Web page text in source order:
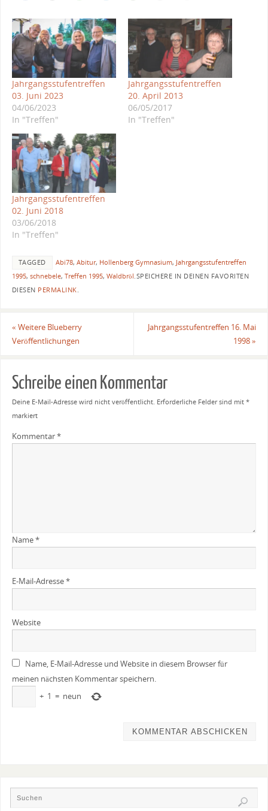
Jahrgangsstufentreffen
03. Juni 2023
04/06/2023
In "Treffen"
Jahrgangsstufentreffen
20. April 2013
06/05/2017
In "Treffen"
Jahrgangsstufentreffen
02. Juni 2018
03/06/2018
In "Treffen"
TAGGED Abi78, Abitur, Hollenberg Gymnasium, Jahrgangsstufentreffen
1995, schnebele, Treffen 1995, Waldbröl.SPEICHERE IN DEINEN FAVORITEN
DIESEN PERMALINK.
« Weitere Blueberry
Veröffentlichungen
Jahrgangsstufentreffen 16. Mai
1998»
Schreibe einen Kommentar
Deine E-Mail-Adresse wird nicht veröffentlicht. Erforderliche Felder sind mit *
markiert
Kommentar*
Name*
E-Mail-Adresse*
Website
Name, E-Mail-Adresse und Website in diesem Browser für
meinen nächsten Kommentar speichern.
+ 1 = neun